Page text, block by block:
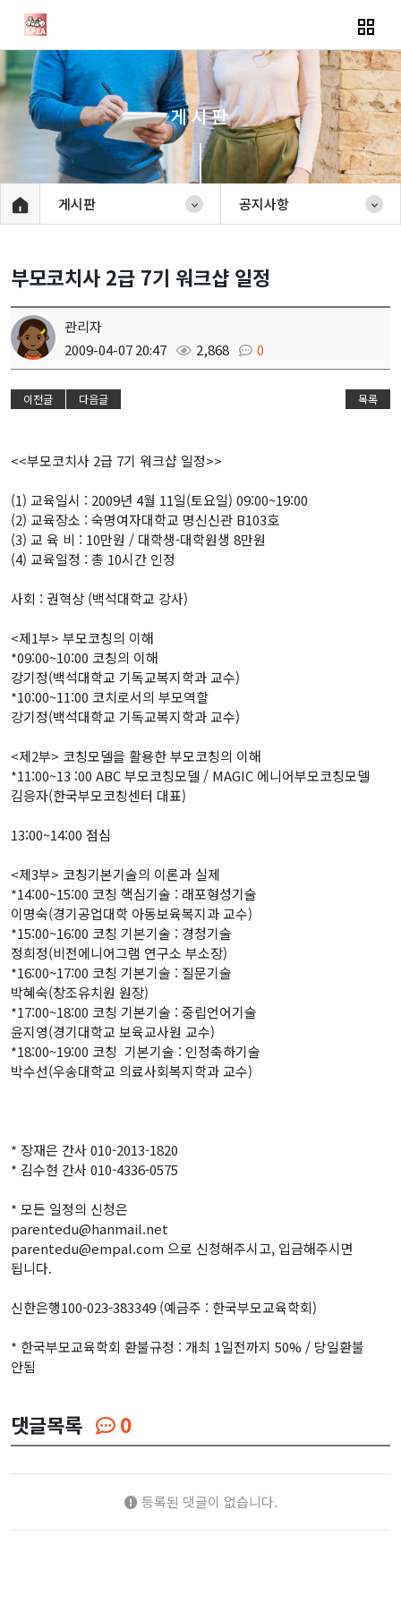
게시판
게시판 공지사항
부모코치사 2급 7기 워크샵 일정
관리자
2009-04-07 20:47
2,868 0
이전글 다음글 목록
<<부모코치사 2급 7기 워크샵 일정>>
(1) 교육일시 : 2009년 4월 11일(토요일) 09:00~19:00
(2) 교육장소 : 숙명여자대학교 명신신관 B103호
(3) 교 육 비 : 10만원 / 대학생-대학원생 8만원
(4) 교육일정 : 총 10시간 인정
사회 : 권혁상 (백석대학교 강사)
<제1부> 부모코칭의 이해
*09:00~10:00 코칭의 이해
강기정(백석대학교 기독교복지학과 교수)
*10:00~11:00 코치로서의 부모역할
강기정(백석대학교 기독교복지학과 교수)
<제2부> 코칭모델을 활용한 부모코칭의 이해
*11:00~13 :00 ABC 부모코칭모델 / MAGIC 에니어부모코칭모델
김응자(한국부모코칭센터 대표)
13:00~14:00 점심
<제3부> 코칭기본기술의 이론과 실제
*14:00~15:00 코칭 핵심기술 : 래포형성기술
이명숙(경기공업대학 아동보육복지과 교수)
*15:00~16:00 코칭 기본기술 : 경청기술
정희정(비전에니어그램 연구소 부소장)
*16:00~17:00 코칭 기본기술 : 질문기술
박혜숙(창조유치원 원장)
*17:00~18:00 코칭 기본기술 : 중립언어기술
윤지영(경기대학교 보육교사원 교수)
*18:00~19:00 코칭 기본기술 : 인정축하기술
박수선(우송대학교 의료사회복지학과 교수)
* 장재은 간사 010-2013-1820
* 김수현 간사 010-4336-0575
* 모든 일정의 신청은
parentedu@hanmail.net
parentedu@empal.com 으로 신청해주시고, 입금해주시면
됩니다.
신한은행100-023-383349 (예금주 : 한국부모교육학회)
* 한국부모교육학회 환불규정 : 개최 1일전까지 50% / 당일환불
안됨
댓글목록 0
등록된 댓글이 없습니다.